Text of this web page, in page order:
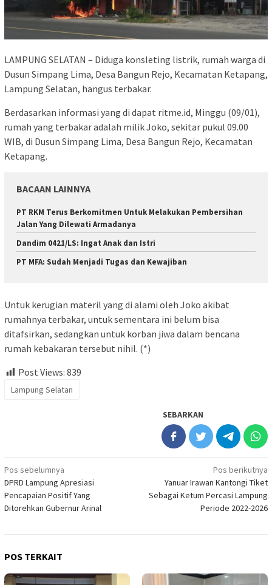
LAMPUNG SELATAN – Diduga konsleting listrik, rumah warga di
Dusun Simpang Lima, Desa Bangun Rejo, Kecamatan Ketapang,
Lampung Selatan, hangus terbakar.
Berdasarkan informasi yang di dapat ritme.id, Minggu (09/01),
rumah yang terbakar adalah milik Joko, sekitar pukul 09.00
WIB, di Dusun Simpang Lima, Desa Bangun Rejo, Kecamatan
Ketapang.
BACAAN LAINNYA
PT RKM Terus Berkomitmen Untuk Melakukan Pembersihan
Jalan Yang Dilewati Armadanya
Dandim 0421/LS: Ingat Anak dan Istri
PT MFA: Sudah Menjadi Tugas dan Kewajiban
Untuk kerugian materil yang di alami oleh Joko akibat
rumahnya terbakar, untuk sementara ini belum bisa
ditafsirkan, sedangkan untuk korban jiwa dalam bencana
rumah kebakaran tersebut nihil. (*)
Post Views: 839
Lampung Selatan
SEBARKAN
Navigasi
pos
Pos sebelumnya
DPRD Lampung Apresiasi
Pencapaian Positif Yang
Ditorehkan Gubernur Arinal
Pos berikutnya
Yanuar Irawan Kantongi Tiket
Sebagai Ketum Percasi Lampung
Periode 2022-2026
POS TERKAIT